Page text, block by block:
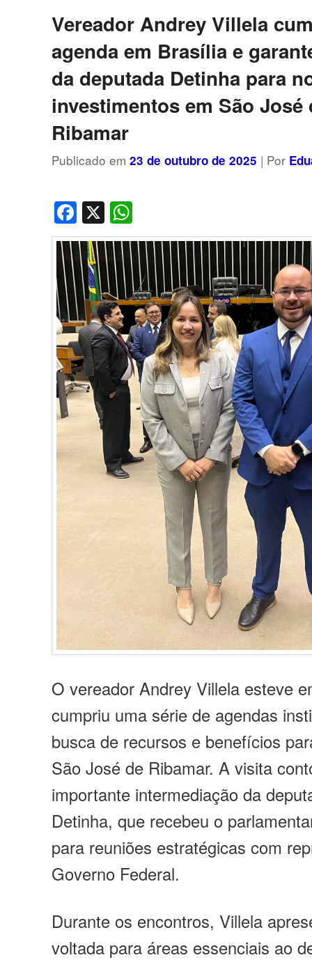
Vereador Andrey Villela
agenda em Brasília e
da deputada Detinha para
investimentos em São José
Ribamar
Publicado em23 de outubro de 2025 | Por
Facebook
X
O vereador Andrey Villela esteve
cumpriu uma série de agendas
busca de recursos e benefícios
São José de Ribamar. A visita
importante intermediação da
Detinha, que recebeu o
para reuniões estratégicas com
Governo Federal.
Durante os encontros, Villela
voltada para áreas essenciais ao